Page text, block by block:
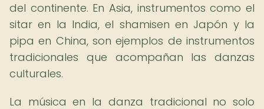
del continente. En Asia, instrumentos como el
sitar en la India, el shamisen en Japón y la
pipa en China, son ejemplos de instrumentos
tradicionales que acompañan las danzas
culturales.
La música en la danza tradicional no solo